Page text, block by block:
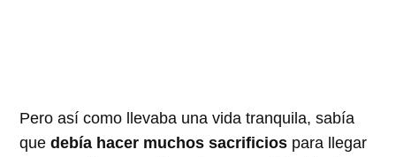
Pero así como llevaba una vida tranquila, sabía
quedebía hacer muchos sacrificios para llegar